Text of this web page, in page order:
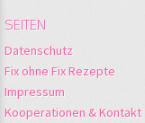
SEITEN
Datenschutz
Fix ohne Fix Rezepte
Impressum
Kooperationen & Kontakt